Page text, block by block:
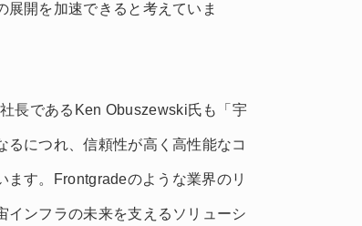
開を加速できると考えていま
長であるKen Obuszewski氏も「宇
につれ、信頼性が高く高性能なコ
ます。Frontgradeのような業界のリ
インフラの未来を支えるソリューシ